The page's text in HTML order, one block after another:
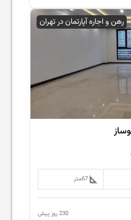
رهن و اجاره آپارتمان در تهران
67متر
230 روز پیش